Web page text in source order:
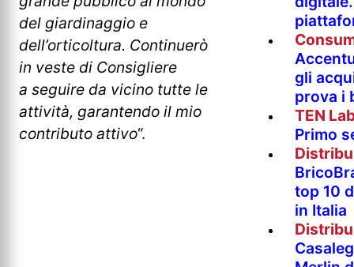
del giardinaggio e
dell’orticoltura. Continuerò
in veste di Consigliere
a seguire da vicino tutte le
attività, garantendo il mio
contributo attivo“.
gli
prova i
TEN
Primo
top 10
in Italia